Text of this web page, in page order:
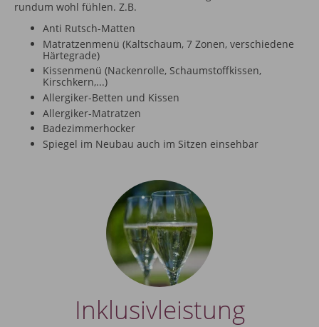
rundum wohl fühlen. Z.B.
Anti Rutsch-Matten
Matratzenmenü (Kaltschaum, 7 Zonen, verschiedene
Härtegrade)
Kissenmenü (Nackenrolle, Schaumstoffkissen,
Kirschkern,...)
Allergiker-Betten und Kissen
Allergiker-Matratzen
Badezimmerhocker
Spiegel im Neubau auch im Sitzen einsehbar
Inklusivleistung